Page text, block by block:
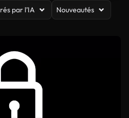
par l’IA Nouveautés